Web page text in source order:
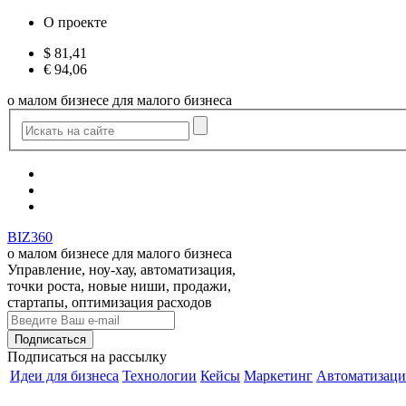
О проекте
$ 81,41
€ 94,06
о малом бизнесе для малого бизнеса
BIZ360
о малом бизнесе для малого бизнеса
Управление, ноу-хау, автоматизация,
точки роста, новые ниши, продажи,
стартапы, оптимизация расходов
Подписаться на рассылку
Идеи для бизнеса Технологии Кейсы Маркетинг